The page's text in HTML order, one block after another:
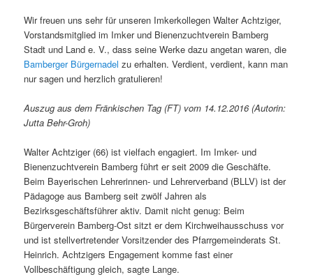
Wir freuen uns sehr für unseren Imkerkollegen Walter Achtziger,
Vorstandsmitglied im Imker und Bienenzuchtverein Bamberg
Stadt und Land e. V., dass seine Werke dazu angetan waren, die
Bamberger Bürgernadelzu erhalten. Verdient, verdient, kann man
nur sagen und herzlich gratulieren!
Auszug aus dem Fränkischen Tag (FT) vom 14.12.2016 (Autorin:
Jutta Behr-Groh)
Walter Achtziger (66) ist vielfach engagiert. Im Imker- und
Bienenzuchtverein Bamberg führt er seit 2009 die Geschäfte.
Beim Bayerischen Lehrerinnen- und Lehrerverband (BLLV) ist der
Pädagoge aus Bamberg seit zwölf Jahren als
Bezirksgeschäftsführer aktiv. Damit nicht genug: Beim
Bürgerverein Bamberg-Ost sitzt er dem Kirchweihausschuss vor
und ist stellvertretender Vorsitzender des Pfarrgemeinderats St.
Heinrich. Achtzigers Engagement komme fast einer
Vollbeschäftigung gleich, sagte Lange.